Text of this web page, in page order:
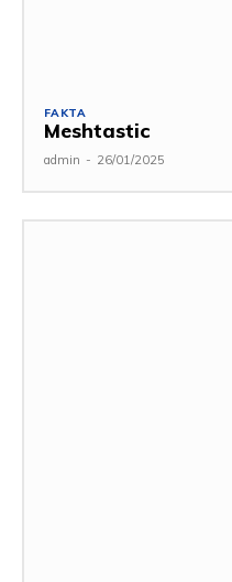
FAKTA
Meshtastic
admin - 26/01/2025